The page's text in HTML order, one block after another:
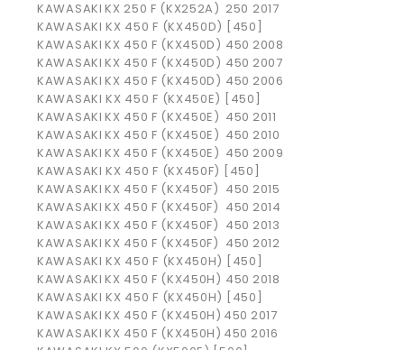
KAWASAKI KX 250 F (KX252A) 250 2017
KAWASAKI KX 450 F (KX450D) [450]
KAWASAKI KX 450 F (KX450D) 450 2008
KAWASAKI KX 450 F (KX450D) 450 2007
KAWASAKI KX 450 F (KX450D) 450 2006
KAWASAKI KX 450 F (KX450E) [450]
KAWASAKI KX 450 F (KX450E) 450 2011
KAWASAKI KX 450 F (KX450E) 450 2010
KAWASAKI KX 450 F (KX450E) 450 2009
KAWASAKI KX 450 F (KX450F) [450]
KAWASAKI KX 450 F (KX450F) 450 2015
KAWASAKI KX 450 F (KX450F) 450 2014
KAWASAKI KX 450 F (KX450F) 450 2013
KAWASAKI KX 450 F (KX450F) 450 2012
KAWASAKI KX 450 F (KX450H) [450]
KAWASAKI KX 450 F (KX450H) 450 2018
KAWASAKI KX 450 F (KX450H) [450]
KAWASAKI KX 450 F (KX450H) 450 2017
KAWASAKI KX 450 F (KX450H) 450 2016